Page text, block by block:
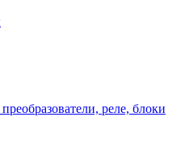
реле, блоки